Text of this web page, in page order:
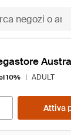
10% | ADULT
Attiva